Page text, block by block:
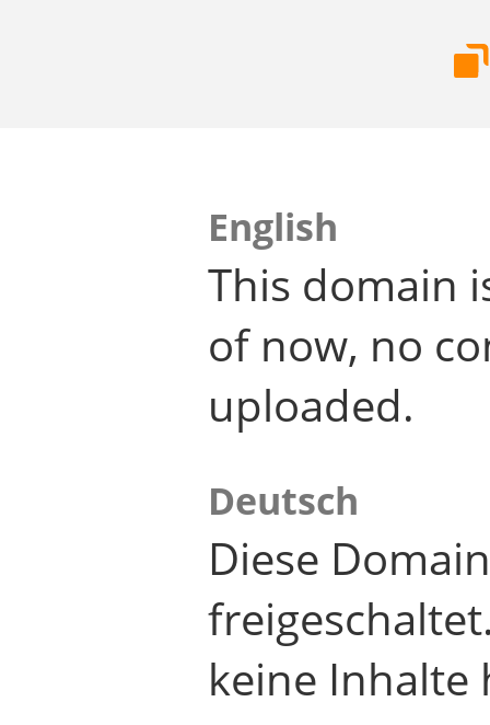
English
This domain
of now, no
uploaded.
Deutsch
Diese
keine Inhalte